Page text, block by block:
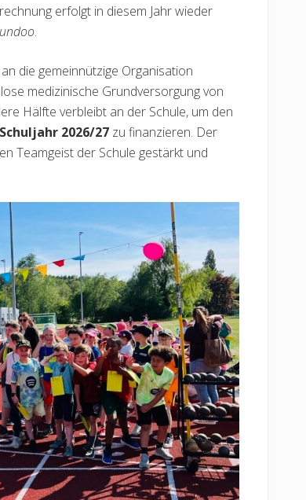
erfolgt in diesem Jahr wieder
.
die gemeinnützige Organisation
medizinische Grundversorgung von
Hälfte verbleibt an der Schule, um den
2026/27 zu finanzieren. Der
Teamgeist der Schule gestärkt und